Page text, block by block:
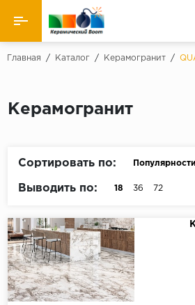
Назад
Керамическая плитка
Клинкер
Главная / Каталог / Керамогранит /
Керамогранит
Сортировать по: Популярности
Выводить по: 18 36 72